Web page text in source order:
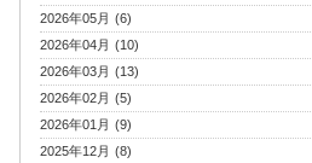
2026年05月 (6)
2026年04月 (10)
2026年03月 (13)
2026年02月 (5)
2026年01月 (9)
2025年12月 (8)